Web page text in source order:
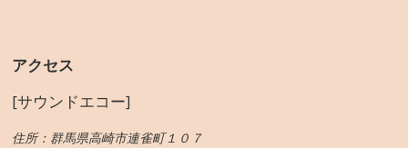
アクセス
[サウンドエコー]
住所：群馬県高崎市連雀町１０７